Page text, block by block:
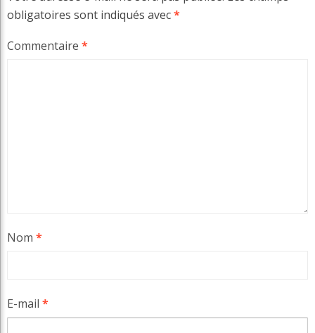
obligatoires sont indiqués avec*
Commentaire *
Nom *
E-mail *